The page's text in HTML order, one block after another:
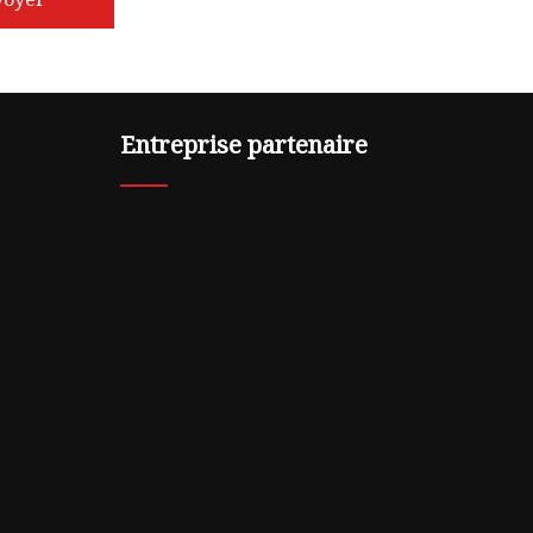
Entreprise partenaire